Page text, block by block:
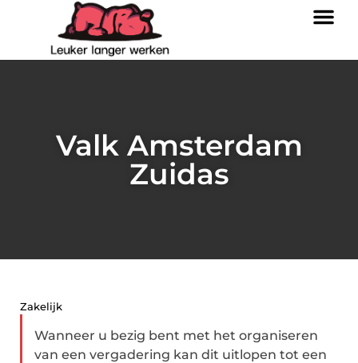
Valk Amsterdam
Zuidas
Zakelijk
Wanneer u bezig bent met het organiseren
van een vergadering kan dit uitlopen tot een